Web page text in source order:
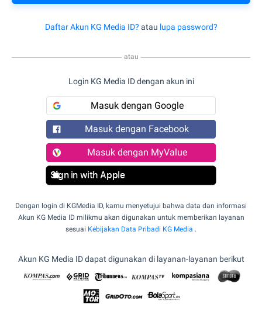
Daftar Akun KG Media ID? atau lupa password?
atau
Login KG Media ID dengan akun ini
Masuk dengan Google
Masuk dengan Facebook
Masuk dengan MyValue
Sign in with Apple
Dengan login di KGMedia ID, kamu menyetujui bahwa data dan informasi
Akun KG Media ID milikmu akan digunakan untuk memberikan layanan
sesuai Kebijakan Data Pribadi KG Media .
Akun KG Media ID dapat digunakan di layanan-layanan berikut